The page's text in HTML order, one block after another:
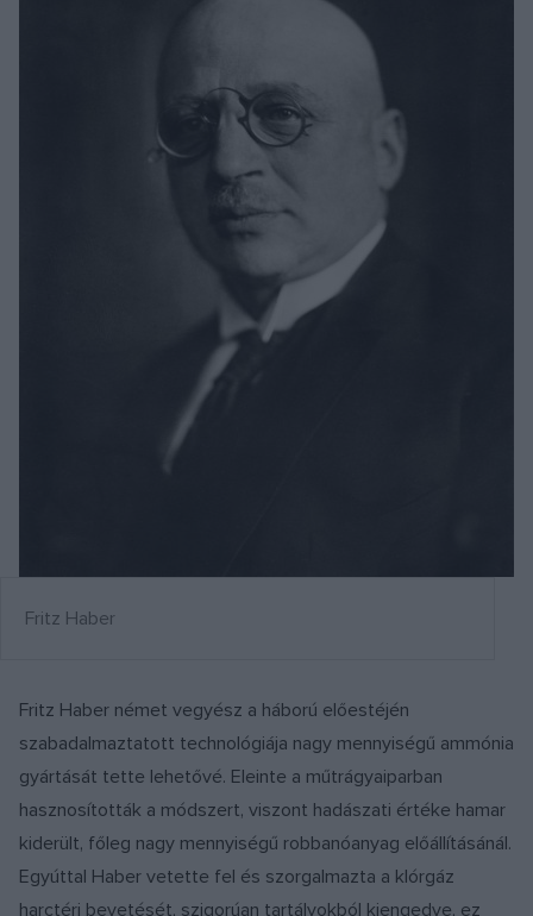
Fritz Haber
Fritz Haber német vegyész a háború előestéjén
szabadalmaztatott technológiája nagy mennyiségű ammónia
gyártását tette lehetővé. Eleinte a műtrágyaiparban
hasznosították a módszert, viszont hadászati értéke hamar
kiderült, főleg nagy mennyiségű robbanóanyag előállításánál.
Egyúttal Haber vetette fel és szorgalmazta a klórgáz
harctéri bevetését, szigorúan tartályokból kiengedve, ez